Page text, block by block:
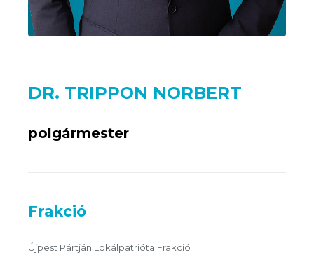
DR. TRIPPON NORBERT
polgármester
Frakció
Újpest Pártján Lokálpatrióta Frakció